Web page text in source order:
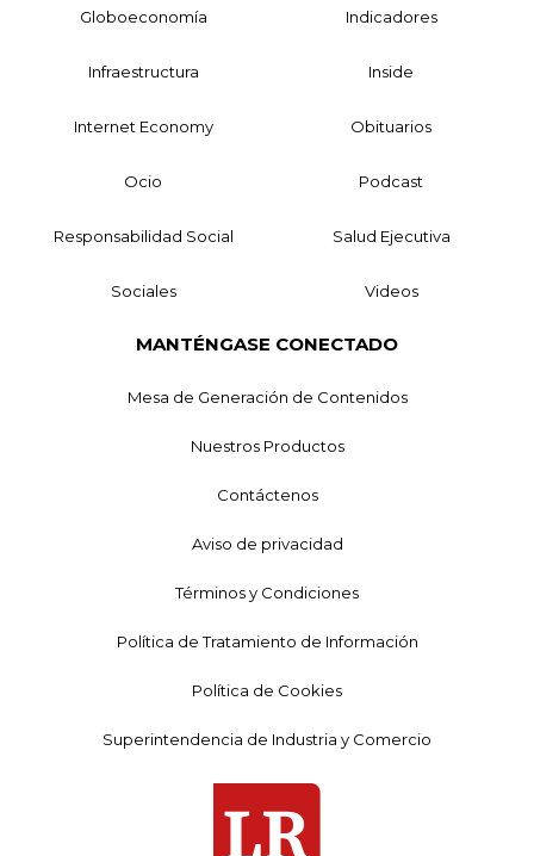
Globoeconomía Indicadores
Infraestructura Inside
Internet Economy Obituarios
Ocio Podcast
Responsabilidad Social Salud Ejecutiva
Sociales Videos
MANTÉNGASE CONECTADO
Mesa de Generación de Contenidos
Nuestros Productos
Contáctenos
Aviso de privacidad
Términos y Condiciones
Política de Tratamiento de Información
Política de Cookies
Superintendencia de Industria y Comercio